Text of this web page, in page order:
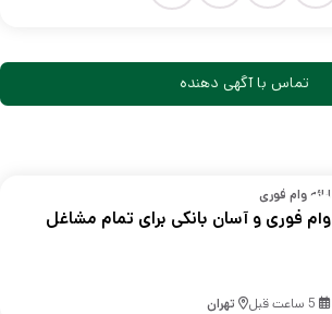
تماس با آگهی دهنده
ارائه وام فوری
وام فوری و آسان بانکی برای تمام مشاغل
5 ساعت قبل تهران